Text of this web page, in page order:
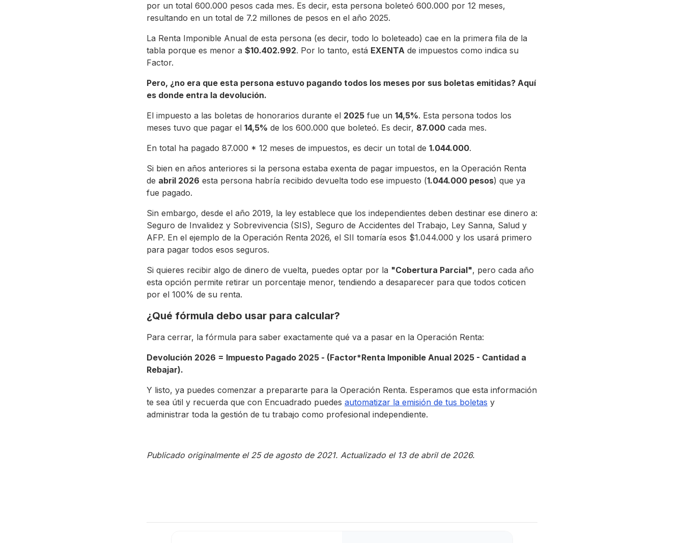
por un total 600.000 pesos cada mes. Es decir, esta persona boleteó 600.000 por 12 meses,
resultando en un total de 7.2 millones de pesos en el año 2025.
La Renta Imponible Anual de esta persona (es decir, todo lo boleteado) cae en la primera fila de la
tabla porque es menor a $10.402.992. Por lo tanto, está EXENTA de impuestos como indica su
Factor.
Pero, ¿no era que esta persona estuvo pagando todos los meses por sus boletas emitidas? Aquí
es donde entra la devolución.
El impuesto a las boletas de honorarios durante el 2025 fue un 14,5%. Esta persona todos los
meses tuvo que pagar el 14,5% de los 600.000 que boleteó. Es decir, 87.000 cada mes.
En total ha pagado 87.000 * 12 meses de impuestos, es decir un total de 1.044.000.
Si bien en años anteriores si la persona estaba exenta de pagar impuestos, en la Operación Renta
de abril 2026 esta persona habría recibido devuelta todo ese impuesto (1.044.000 pesos) que ya
fue pagado.
Sin embargo, desde el año 2019, la ley establece que los independientes deben destinar ese dinero a:
Seguro de Invalidez y Sobrevivencia (SIS), Seguro de Accidentes del Trabajo, Ley Sanna, Salud y
AFP. En el ejemplo de la Operación Renta 2026, el SII tomaría esos $1.044.000 y los usará primero
para pagar todos esos seguros.
Si quieres recibir algo de dinero de vuelta, puedes optar por la "Cobertura Parcial", pero cada año
esta opción permite retirar un porcentaje menor, tendiendo a desaparecer para que todos coticen
por el 100% de su renta.
¿Qué fórmula debo usar para calcular?
Para cerrar, la fórmula para saber exactamente qué va a pasar en la Operación Renta:
Devolución 2026 = Impuesto Pagado 2025 - (Factor*Renta Imponible Anual 2025 - Cantidad a
Rebajar).
Y listo, ya puedes comenzar a prepararte para la Operación Renta. Esperamos que esta información
te sea útil y recuerda que con Encuadrado puedes automatizar la emisión de tus boletas y
administrar toda la gestión de tu trabajo como profesional independiente.
Publicado originalmente el 25 de agosto de 2021. Actualizado el 13 de abril de 2026.